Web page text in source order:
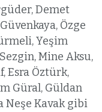
Demet
Özge
Yeşim
Mine Aksu,
Esra Öztürk,
Güral, Güldan
Neşe Kavak gibi